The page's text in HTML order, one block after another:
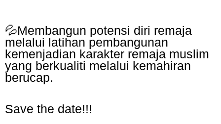
💦Membangun potensi diri remaja
melalui latihan pembangunan
kemenjadian karakter remaja muslim
yang berkualiti melalui kemahiran
berucap.
Save the date!!!